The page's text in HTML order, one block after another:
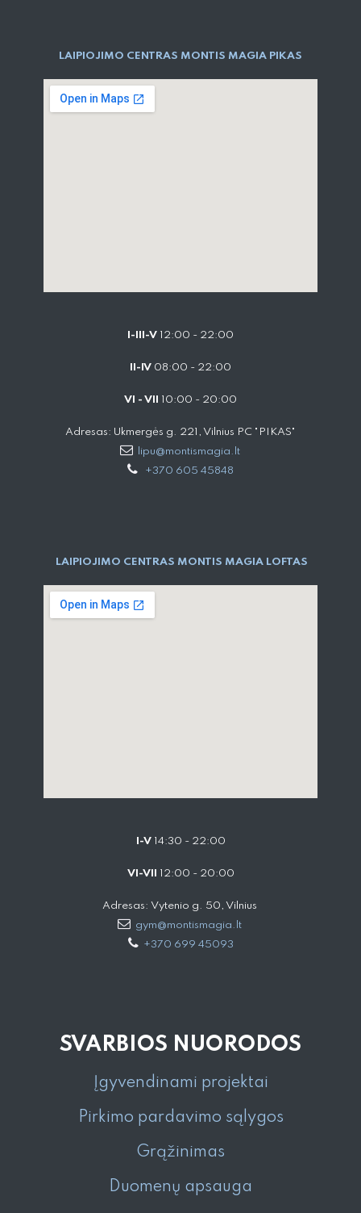
LAIPIOJIMO CENTRAS MONTIS MAGIA PIKAS
I-III-V 12:00 - 22:00
II-IV 08:00 - 22:00
VI - VII 10:00 - 20:00
Adresas: Ukmergės g. 221, Vilnius PC "PIKAS"
lipu@montismagia.lt
+370 605 45848
LAIPIOJIMO CENTRAS MONTIS MAGIA LOFTAS
I-V14:30 - 22:00
VI-VII 12:00 - 20:00
Adresas: Vytenio g. 50, Vilnius
gym@montismagia.lt
+370 699 45093
SVARBIOS NUORODOS
Įgyvendinami projektai
Pirkimo pardavimo sąlygos
Grąžinimas
Duomenų apsauga